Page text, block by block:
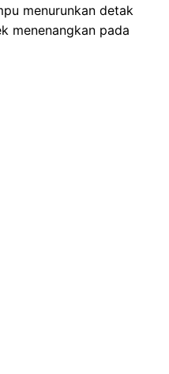
menurunkan detak
menenangkan pada